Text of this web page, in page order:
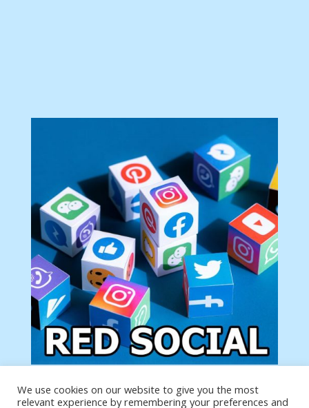
Tu anuncio va aquí
We use cookies on our website to give you the most
relevant experience by remembering your preferences and